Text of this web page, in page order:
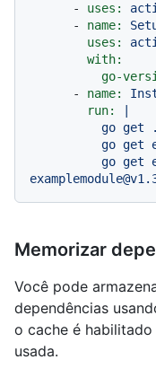
-
uses:
-
name:
uses:
with:
go-
-
name:
run:
Memorizar
Você pode
dependências
o cache é
usada.